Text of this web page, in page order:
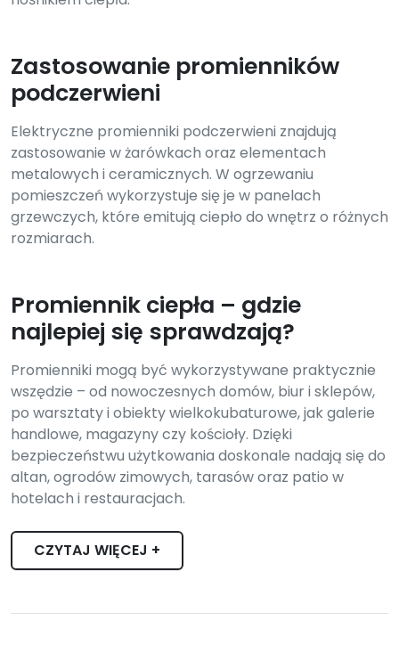
Zastosowanie promienników
podczerwieni
Elektryczne promienniki podczerwieni znajdują
zastosowanie w żarówkach oraz elementach
metalowych i ceramicznych. W ogrzewaniu
pomieszczeń wykorzystuje się je w panelach
grzewczych, które emitują ciepło do wnętrz o różnych
rozmiarach.
Promiennik ciepła – gdzie
najlepiej się sprawdzają?
Promienniki mogą być wykorzystywane praktycznie
wszędzie – od nowoczesnych domów, biur i sklepów,
po warsztaty i obiekty wielkokubaturowe, jak galerie
handlowe, magazyny czy kościoły. Dzięki
bezpieczeństwu użytkowania doskonale nadają się do
altan, ogrodów zimowych, tarasów oraz patio w
hotelach i restauracjach.
CZYTAJ WIĘCEJ +